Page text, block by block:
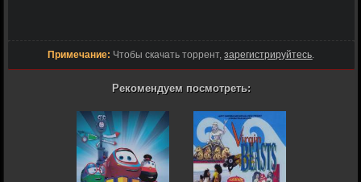
Примечание: Чтобы скачать торрент,зарегистрируйтесь.
Рекомендуем посмотреть: